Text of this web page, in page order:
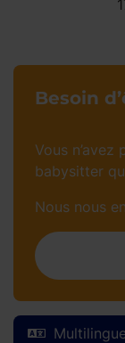
Besoin
Vous
babysitter
Nous nous